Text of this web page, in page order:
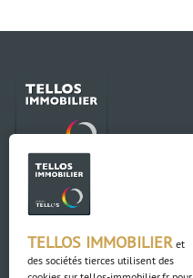
Contact
03 88 04 84 84
Adresse
TELLOS IMMOBILIER et
des sociétés tierces utilisent des